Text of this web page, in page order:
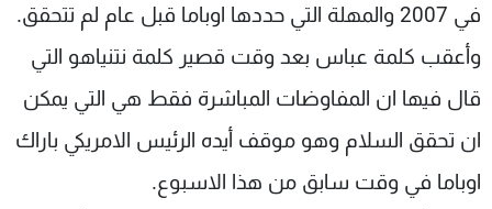
في 2007 والمهلة التي حددها اوباما قبل عام لم تتحقق.
وأعقب كلمة عباس بعد وقت قصير كلمة نتنياهو التي
قال فيها ان المفاوضات المباشرة فقط هي التي يمكن
ان تحقق السلام وهو موقف أيده الرئيس الامريكي باراك
اوباما في وقت سابق من هذا الاسبوع.